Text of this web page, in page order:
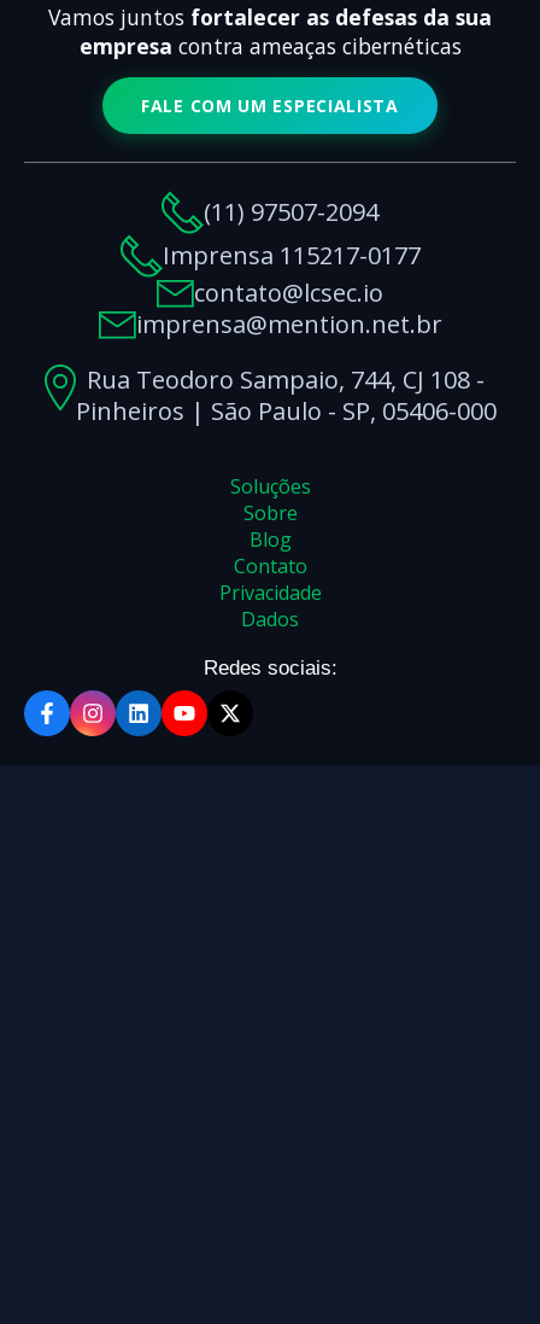
Vamos juntos fortalecer as defesas da sua
empresa contra ameaças cibernéticas
FALE COM UM ESPECIALISTA
(11) 97507-2094
Imprensa 115217-0177
contato@lcsec.io
imprensa@mention.net.br
Rua Teodoro Sampaio, 744, CJ 108 -
Pinheiros | São Paulo - SP, 05406-000
Soluções
Sobre
Blog
Contato
Privacidade
Dados
Redes sociais: